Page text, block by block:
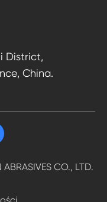
District,
China.
CO., LTD.